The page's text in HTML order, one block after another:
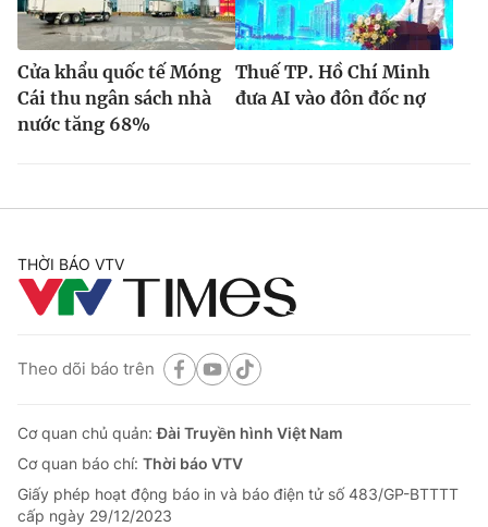
Cửa khẩu quốc tế Móng
Cái thu ngân sách nhà
nước tăng 68%
Thuế TP. Hồ Chí Minh
đưa AI vào đôn đốc nợ
THỜI BÁO VTV
Theo dõi báo trên
Cơ quan chủ quản:Đài Truyền hình Việt Nam
Cơ quan báo chí: Thời báo VTV
Giấy phép hoạt động báo in và báo điện tử số 483/GP-BTTTT
cấp ngày 29/12/2023